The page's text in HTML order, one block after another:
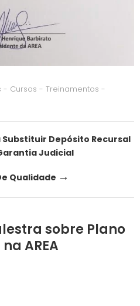
- Cursos - Treinamentos -
Substituir Depósito Recursal
Judicial
Qualidade →
sobre Plano
AREA